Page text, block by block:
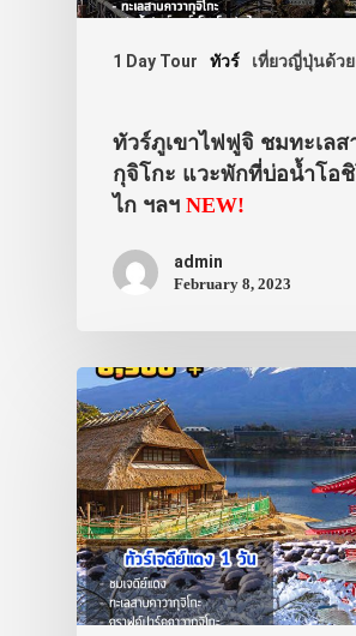
1 Day Tour ทัวร์ เที่ยวญี่ปุ่นด้วย
ทัวร์ภูเขาไฟฟูจิ ชมทะเลส
กุจิโกะ แวะพักที่บ่อน้ำโอ
ไก ฯลฯ NEW!
admin
February 8, 2023